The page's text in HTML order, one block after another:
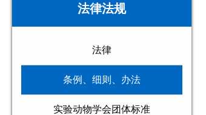
法律法规
法律
条例、细则、办法
实验动物学会团体标准